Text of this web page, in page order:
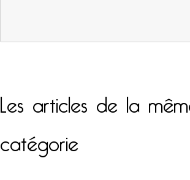
Les articles de la
catégorie